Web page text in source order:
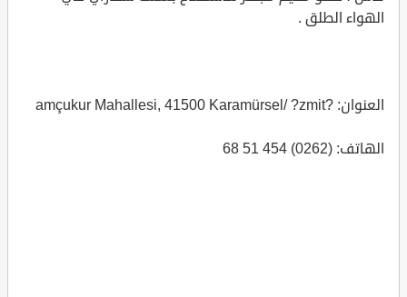
الهواء الطلق .
العنوان: ?amçukur Mahallesi, 41500 Karamürsel/ ?zmit
الهاتف: (0262) 454 51 68